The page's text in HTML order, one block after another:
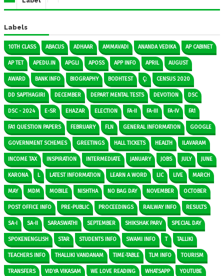
Labels
10TH CLASS ABACUS ADHAAR AMMAVADI ANANDA VEDIKA AP CABINET
AP TET APEDU.IN APGLI APOSS APP INFO APRIL AUGUST
AWARD BANK INFO BIOGRAPHY BODHTEST Ç: CENSUS 2020
DD SAPTHAGIRI DECEMBER DEPART MENTAL TESTS DEVOTION DSC
DSC - 2024 E-SR EHAZAR ELECTION FA-II FA-III FA-IV FA1
FA1 QUESTION PAPERS FEBRUARY FLN GENERAL INFORMATION GOOGLE
GOVERNMENT SCHEMES GREETINGS HALL TICKETS HEALTH ILAVARAM
INCOME TAX INSPIRATION INTERMEDIATE JANUARY JOBS JULY JUNE
KARONA L LATEST INFORMATION LEARN A WORD LIC LIVE MARCH
MAY MDM MOBILE NISHTHA NO BAG DAY NOVEMBER OCTOBER
POST OFFICE INFO PRE-PUBLIC PROCEEDINGS RAILWAY INFO RESULTS
SA-I SA-II SARASWATHI SEPTEMBER SHIKSHAK PARV SPECIAL DAY
SPOKENENGLISH STAR STUDENTS INFO SWAMI INFO T TALLIKI
TEACHERS INFO THALLIKI VANDANAM TIME-TABLE TLM INFO TOURISM
TRANSFERS VIDYA VIKASAM WE LOVE READING WHATSAPP YOUTUBE